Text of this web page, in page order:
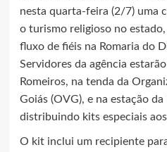
nesta quarta-feira (2/7) uma
o turismo religioso no
fluxo de fiéis na Romaria do
Servidores da agência
Romeiros, na tenda da
Goiás (OVG), e na estação
distribuindo kits especiais
O kit inclui um recipiente